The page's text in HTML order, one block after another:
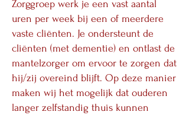
Zorggroep werk je een vast aantal
uren per week bij een of meerdere
vaste cliënten. Je ondersteunt de
cliënten (met dementie) en ontlast de
mantelzorger om ervoor te zorgen dat
hij/zij overeind blijft. Op deze manier
maken wij het mogelijk dat ouderen
langer zelfstandig thuis kunnen